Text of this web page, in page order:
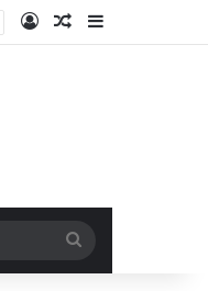
AccediUn articolo a
per